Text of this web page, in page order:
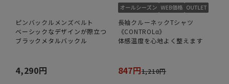
ピンバックルメンズベルト
ベーシックなデザインが際立つ
ブラックメタルバックル
4,290円
長袖クルーネックTシャツ
《CONTROLα》
体感温度を心地よく整えます
847円1,210円